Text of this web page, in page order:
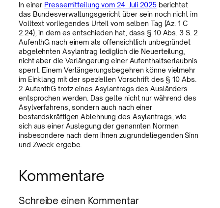
In einer Pressemitteilung vom 24. Juli 2025berichtet
das Bundesverwaltungsgericht über sein noch nicht im
Volltext vorliegendes Urteil vom selben Tag (Az. 1 C
2.24), in dem es entschieden hat, dass § 10 Abs. 3 S. 2
AufenthG nach einem als offensichtlich unbegründet
abgelehnten Asylantrag lediglich die Neuerteilung,
nicht aber die Verlängerung einer Aufenthaltserlaubnis
sperrt. Einem Verlängerungsbegehren könne vielmehr
im Einklang mit der speziellen Vorschrift des § 10 Abs.
2 AufenthG trotz eines Asylantrags des Ausländers
entsprochen werden. Das gelte nicht nur während des
Asylverfahrens, sondern auch nach einer
bestandskräftigen Ablehnung des Asylantrags, wie
sich aus einer Auslegung der genannten Normen
insbesondere nach dem ihnen zugrundeliegenden Sinn
und Zweck ergebe.
Kommentare
Schreibe einen Kommentar